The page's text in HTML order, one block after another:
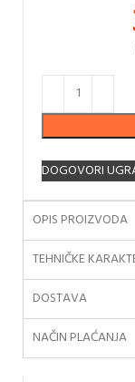
DOGOVORI
OPIS PROIZVODA
TEHNIČKE
DOSTAVA
NAČIN PLAĆANJA